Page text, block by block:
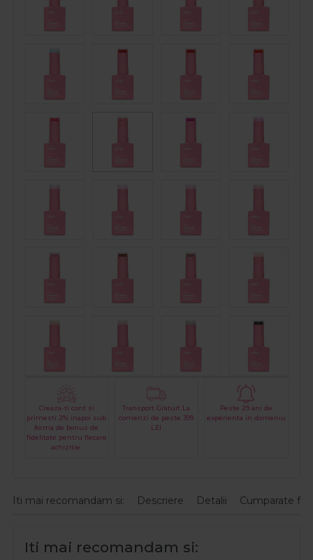
Creaza-ti cont si
primesti 2% inapoi sub
forma de bonus de
fidelitate pentru fiecare
achizitie.
Transport Gratuit La
comenzi de peste 399
LEI
Peste 29 ani de
experienta in domeniu
Iti mai recomandam si: Descriere Detalii Cumparate
Iti mai recomandam si: